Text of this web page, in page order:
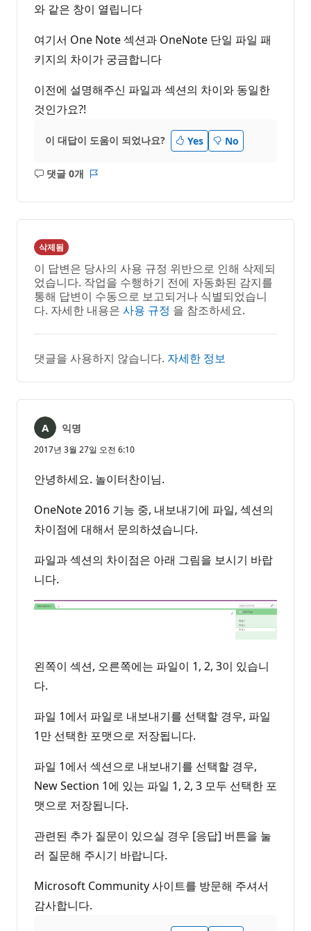
와 같은 창이 열립니다
여기서 One Note 섹션과 OneNote 단일 파일 패
키지의 차이가 궁금합니다
이전에 설명해주신 파일과 섹션의 차이와 동일한
것인가요?!
이 대답이 도움이 되었나요? Yes No
댓글 0개
설
음
삭제됨
이 답변은 당사의 사용 규정 위반으로 인해 삭제되
었습니다. 작업을 수행하기 전에 자동화된 감지를
통해 답변이 수동으로 보고되거나 식별되었습니
다. 자세한 내용은 사용 규정 을 참조하세요.
댓글을 사용하지 않습니다. 자세한 정보
익명
2017년 3월 27일 오전 6:10
안녕하세요. 놀이터찬이님.
OneNote 2016 기능 중, 내보내기에 파일, 섹션의
차이점에 대해서 문의하셨습니다.
파일과 섹션의 차이점은 아래 그림을 보시기 바랍
니다.
왼쪽이 섹션, 오른쪽에는 파일이 1, 2, 3이 있습니
다.
파일 1에서 파일로 내보내기를 선택할 경우, 파일
1만 선택한 포맷으로 저장됩니다.
파일 1에서 섹션으로 내보내기를 선택할 경우,
New Section 1에 있는 파일 1, 2, 3 모두 선택한 포
맷으로 저장됩니다.
관련된 추가 질문이 있으실 경우 [응답] 버튼을 눌
러 질문해 주시기 바랍니다.
Microsoft Community 사이트를 방문해 주셔서
감사합니다.